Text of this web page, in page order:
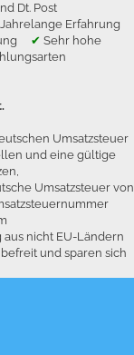
Dt. Post
Jahrelange Erfahrung
✔ Sehr hohe
Umsatzsteuer
und eine gültige
Umsatzsteuer von
nicht EU-Ländern
und sparen sich